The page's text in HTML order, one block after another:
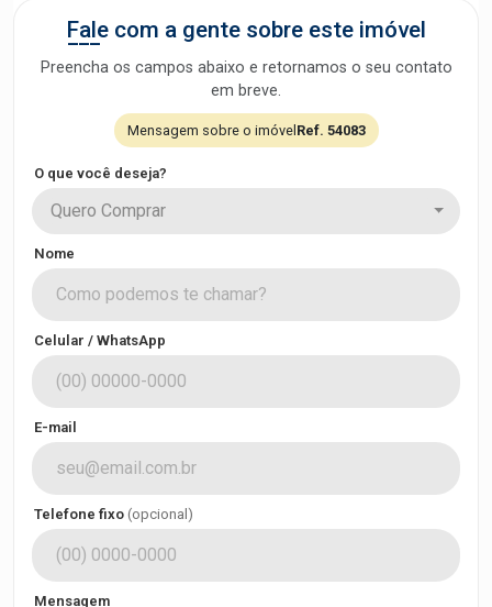
Fale com a gente sobre este imóvel
Preencha os campos abaixo e retornamos o seu contato
em breve.
Mensagem sobre o imóvel Ref. 54083
O que você deseja?
Quero Comprar
Nome
Celular / WhatsApp
E-mail
Telefone fixo (opcional)
Mensagem